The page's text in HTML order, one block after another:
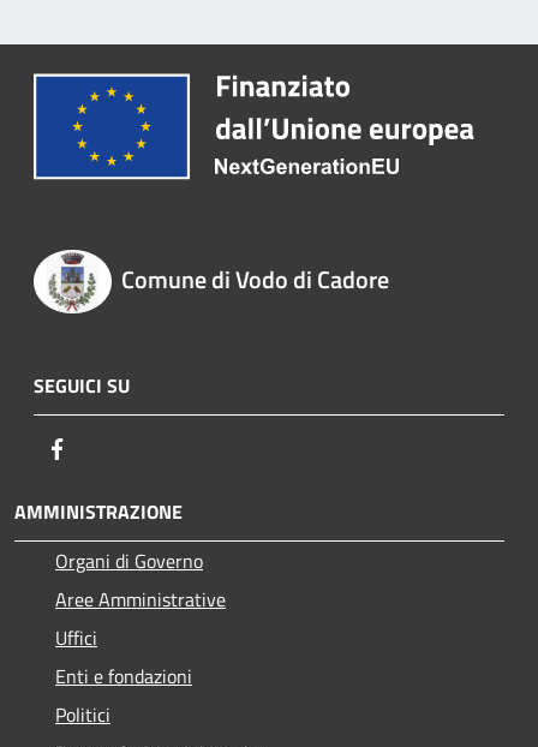
Comune di Vodo di Cadore
SEGUICI SU
AMMINISTRAZIONE
Organi di Governo
Aree Amministrative
Uffici
Enti e fondazioni
Politici